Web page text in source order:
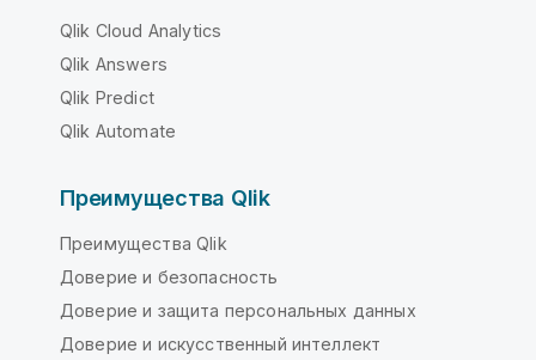
Qlik Cloud Analytics
Qlik Answers
Qlik Predict
Qlik Automate
Преимущества Qlik
Преимущества Qlik
Доверие и безопасность
Доверие и защита персональных данных
Доверие и искусственный интеллект